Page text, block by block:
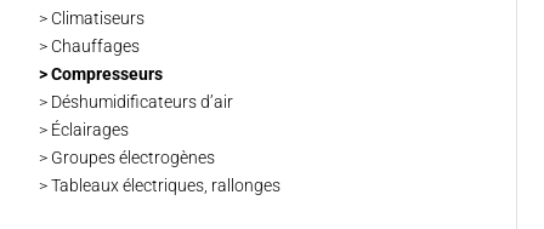
> Climatiseurs
> Chauffages
> Compresseurs
> Déshumidificateurs d’air
> Éclairages
> Groupes électrogènes
> Tableaux électriques, rallonges